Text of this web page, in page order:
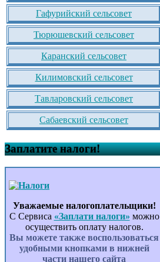
Гафурийский сельсовет
Тюрюшевский сельсовет
Каранский сельсовет
Килимовский сельсовет
Тавларовский сельсовет
Сабаевский сельсовет
Заплатите налоги!
Уважаемые налогоплательщики!
С Сервиса «Заплати налоги» можно
осуществить оплату налогов.
Вы можете также воспользоваться
удобными кнопками в нижней
части нашего сайта